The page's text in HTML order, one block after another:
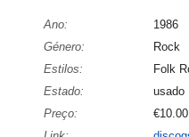
Ano:
1986
Género:
Rock
Estilos:
Folk
Estado:
usado
Preço:
€10.00